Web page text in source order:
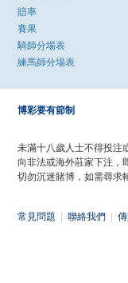
賠率
賽果
騎師分場表
練馬師分場表
博彩要有節制
未滿十八歲人士不得投注
向非法或海外莊家下注，
切勿沉迷賭博，如需尋求
常見問題 聯絡我們